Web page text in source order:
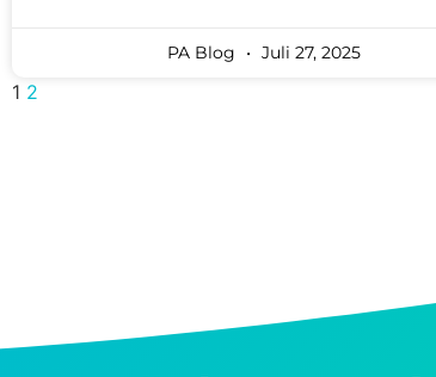
PA Blog Juli 27, 2025
1 2